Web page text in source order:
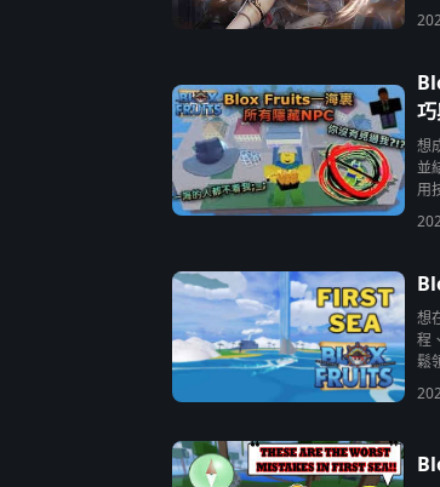
想
並
用
想
程
鬆